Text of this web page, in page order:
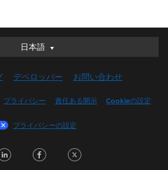
日本語
日本語
English (UK)
Français (Canada)
Italiano
デベロッパー お問い合わせ
プライバシー 責任ある開示 Cookieの設定
プライバシーの設定
LinkedInFacebook